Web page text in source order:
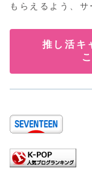
もらえるよう、
推し活キ